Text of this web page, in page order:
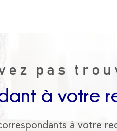
pas
à votre
à votre